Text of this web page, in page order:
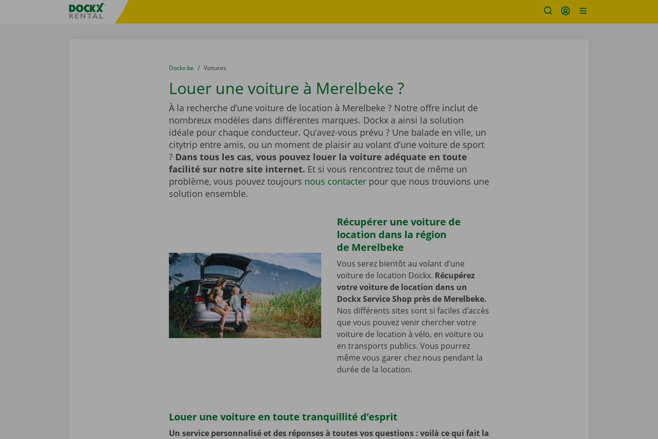
sitename
You are here:
du
Dockx.be to
Voitures
Louer une voiture à Merelbeke ?
À la recherche d’une voiture de location à Merelbeke ? Notre offre inclut de
nombreux modèles dans différentes marques. Dockx a ainsi la solution
idéale pour chaque conducteur. Qu’avez-vous prévu ? Une balade en ville, un
citytrip entre amis, ou un moment de plaisir au volant d’une voiture de sport
? Dans tous les cas, vous pouvez louer la voiture adéquate en toute
facilité sur notre site internet. Et si vous rencontrez tout de même un
problème, vous pouvez toujours nous contacterpour que nous trouvions une
solution ensemble.
Récupérer une voiture de
location dans la région
de Merelbeke
Vous serez bientôt au volant d’une
voiture de location Dockx. Récupérez
votre voiture de location dans un
Dockx Service Shop près de Merelbeke.
Nos différents sites sont si faciles d’accès
que vous pouvez venir chercher votre
voiture de location à vélo, en voiture ou
en transports publics. Vous pourrez
même vous garer chez nous pendant la
durée de la location.
Louer une voiture en toute tranquillité d’esprit
Un service personnalisé et des réponses à toutes vos questions : voilà ce qui fait la